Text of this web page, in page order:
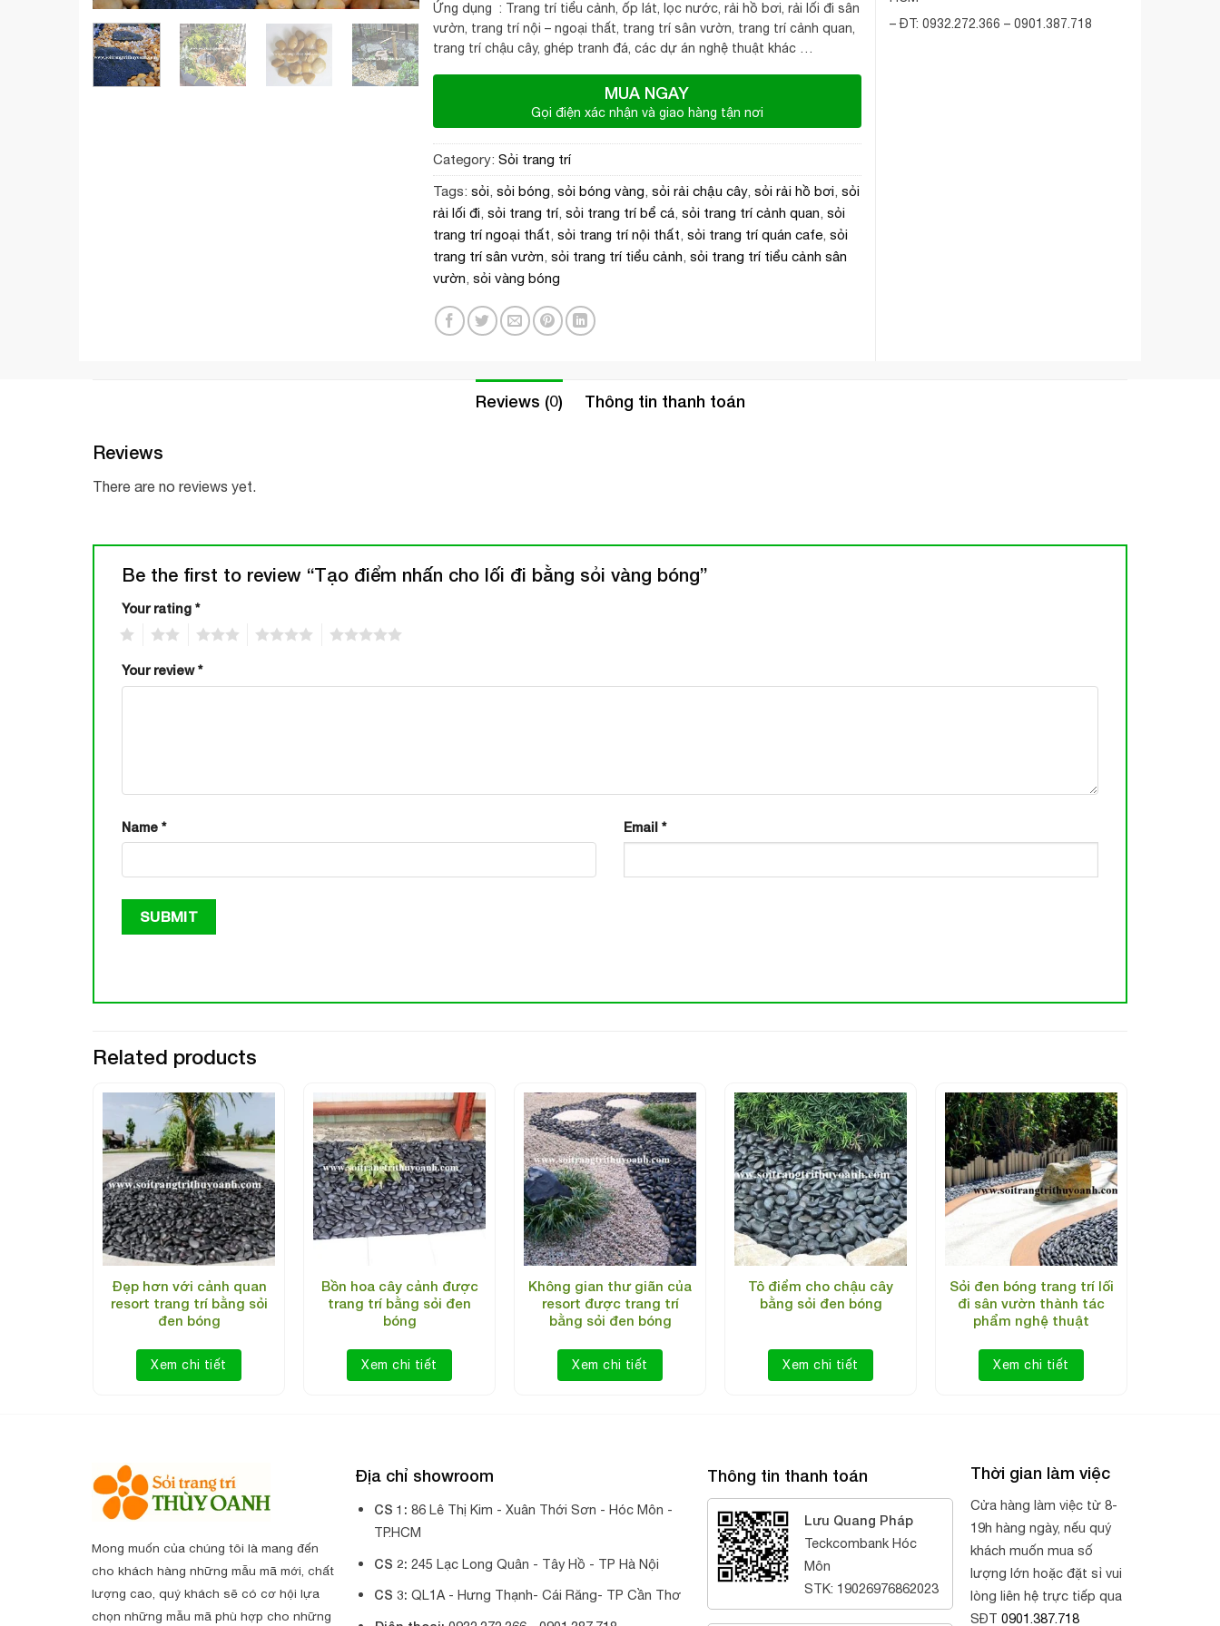
Ứng dụng : Trang trí tiểu cảnh, ốp lát, lọc nước, rải hồ bơi, rải lối đi sân
vườn, trang trí nội – ngoại thất, trang trí sân vườn, trang trí cảnh quan,
trang trí chậu cây, ghép tranh đá, các dự án nghệ thuật khác …
MUA NGAY
Gọi điện xác nhận và giao hàng tận nơi
Category: Sỏi trang trí
Tags: sỏi, sỏi bóng, sỏi bóng vàng, sỏi rải chậu cây, sỏi rải hồ bơi, sỏi
rải lối đi, sỏi trang trí, sỏi trang trí bể cá, sỏi trang trí cảnh quan, sỏi
trang trí ngoại thất, sỏi trang trí nội thất, sỏi trang trí quán cafe, sỏi
trang trí sân vườn, sỏi trang trí tiểu cảnh, sỏi trang trí tiểu cảnh sân
vườn, sỏi vàng bóng
– ĐT: 0932.272.366 – 0901.387.718
Reviews (0) Thông tin thanh toán
Reviews
There are no reviews yet.
Be the first to review “Tạo điểm nhấn cho lối đi bằng sỏi vàng bóng”
Your rating *
Your review*
Name * Email *
Related products
Đẹp hơn với cảnh quan
resort trang trí bằng sỏi
đen bóng
Xem chi tiết
Bồn hoa cây cảnh được
trang trí bằng sỏi đen
bóng
Xem chi tiết
Không gian thư giãn của
resort được trang trí
bằng sỏi đen bóng
Xem chi tiết
Tô điểm cho chậu cây
bằng sỏi đen bóng
Xem chi tiết
Sỏi đen bóng trang trí lối
đi sân vườn thành tác
phẩm nghệ thuật
Xem chi tiết
Mong muốn của chúng tôi là mang đến
cho khách hàng những mẫu mã mới, chất
lượng cao, quý khách sẽ có cơ hội lựa
chọn những mẫu mã phù hợp cho những
Địa chỉ showroom
CS 1: 86 Lê Thị Kim - Xuân Thới Sơn - Hóc Môn -
TP.HCM
CS 2: 245 Lạc Long Quân - Tây Hồ - TP Hà Nội
CS 3: QL1A - Hưng Thạnh- Cái Răng- TP Cần Thơ
Thông tin thanh toán
Lưu Quang Pháp
Teckcombank Hóc
Môn
STK: 19026976862023
Thời gian làm việc
Cửa hàng làm việc từ 8-
19h hàng ngày, nếu quý
khách muốn mua số
lượng lớn hoặc đặt sỉ vui
lòng liên hệ trực tiếp qua
SĐT0901.387.718